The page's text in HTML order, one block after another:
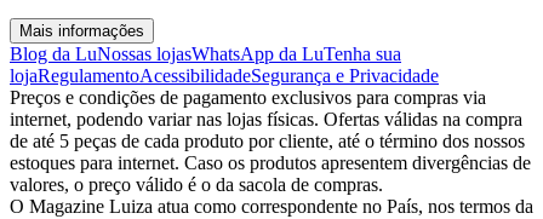
Mais informações
Blog da LuNossas lojasWhatsApp da LuTenha sua
lojaRegulamentoAcessibilidadeSegurança e Privacidade
Preços e condições de pagamento exclusivos para compras via
internet, podendo variar nas lojas físicas. Ofertas válidas na compra
de até 5 peças de cada produto por cliente, até o término dos nossos
estoques para internet. Caso os produtos apresentem divergências de
valores, o preço válido é o da sacola de compras.
O Magazine Luiza atua como correspondente no País, nos termos da